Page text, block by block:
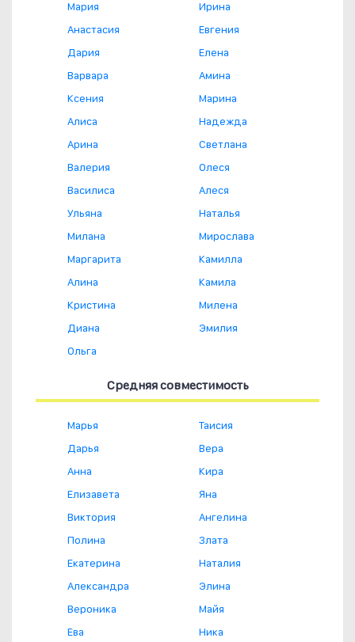
Мария
Анастасия
Дария
Варвара
Ксения
Алиса
Арина
Валерия
Василиса
Ульяна
Милана
Маргарита
Алина
Кристина
Диана
Ольга
Ирина
Евгения
Елена
Амина
Марина
Надежда
Светлана
Олеся
Алеся
Наталья
Мирослава
Камилла
Камила
Милена
Эмилия
Средняя совместимость
Марья
Дарья
Анна
Елизавета
Виктория
Полина
Екатерина
Александра
Вероника
Ева
Таисия
Вера
Кира
Яна
Ангелина
Злата
Наталия
Элина
Майя
Ника